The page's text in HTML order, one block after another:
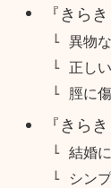
『きら
異物
正し
脛に
『きら
結婚
シン